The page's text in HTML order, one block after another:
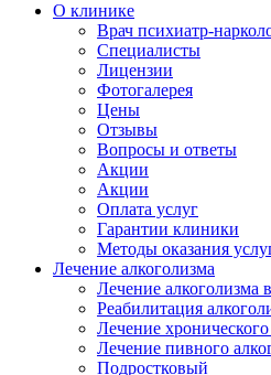
О клинике
Врач психиатр-
Специалисты
Лицензии
Фотогалерея
Цены
Отзывы
Вопросы и ответы
Акции
Акции
Оплата услуг
Гарантии клиники
Методы оказания
Лечение алкоголизма
Лечение алкоголизма
Реабилитация
Лечение
Лечение пивного
Подростковый